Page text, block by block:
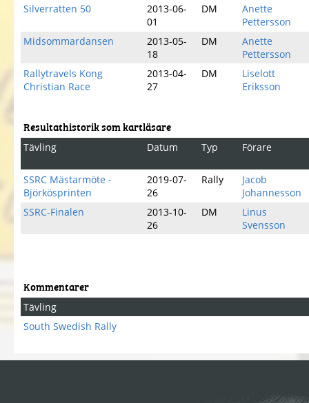
Silverratten 50
2013-06-
01
DM
Anette
Pettersson
Midsommardansen
2013-05-
18
DM
Anette
Pettersson
Rallytravels Kong
Christian Race
2013-04-
27
DM
Liselott
Eriksson
Resultathistorik som kartläsare
Tävling Datum Typ Förare
SSRC Mästarmöte -
Björkösprinten
2019-07-
26
Rally
Jacob
Johannesson
SSRC-Finalen
2013-10-
26
DM
Linus
Svensson
Kommentarer
Tävling
South Swedish Rally